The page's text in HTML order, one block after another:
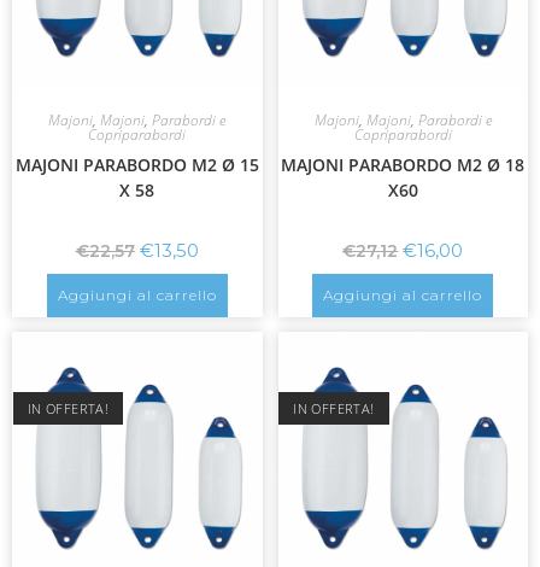
Majoni,Majoni,Parabordi e
Copriparabordi
MAJONI PARABORDO M2 Ø 15
X 58
€22,57 €13,50
Aggiungi al carrello
Majoni, Majoni, Parabordi e
Copriparabordi
MAJONI PARABORDO M2 Ø 18
X60
€27,12 €16,00
Aggiungi al carrello
IN OFFERTA! IN OFFERTA!